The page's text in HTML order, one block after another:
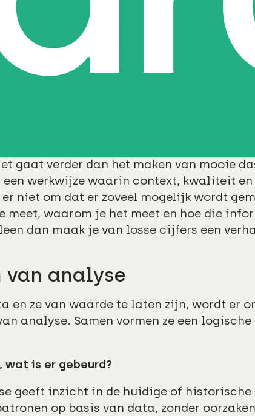
afvalgegevens en
vertaal je die data naar beslissingen die
dat data niet alleen inzicht geven, maar
mensgerichter werken? Dat is waar
waarbij data uit verschillende
geïnterpreteerd en gevisualiseerd om
gaat verder dan het maken van mooie
een werkwijze waarin context, kwaliteit
niet om dat er zoveel mogelijk wordt
meet, waarom je het meet en hoe die
dan maak je van losse cijfers een
van analyse
en ze van waarde te laten zijn, wordt er
analyse. Samen vormen ze een logische
wat is er gebeurd?
geeft inzicht in de huidige of
op basis van data, zonder